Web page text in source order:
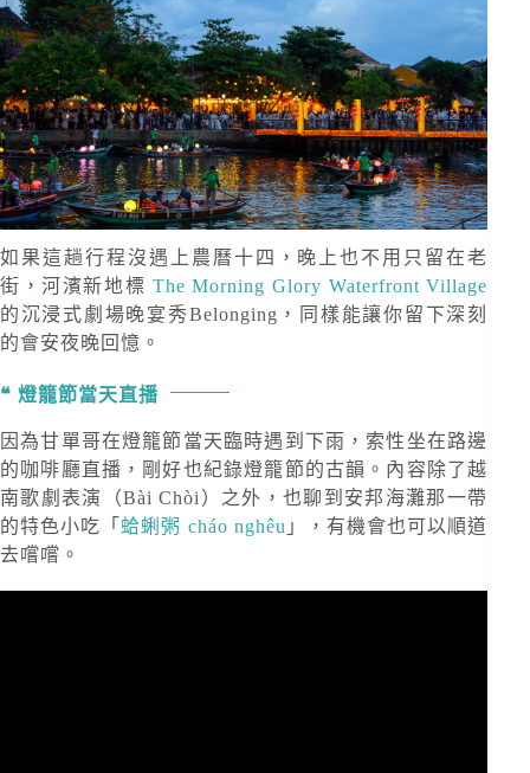
如果這趟行程沒遇上農曆十四，晚上也不用只留在老
街，河濱新地標 The Morning Glory Waterfront Village
的沉浸式劇場晚宴秀Belonging，同樣能讓你留下深刻
的會安夜晚回憶。
燈籠節當天直播
因為甘單哥在燈籠節當天臨時遇到下雨，索性坐在路邊
的咖啡廳直播，剛好也紀錄燈籠節的古韻。內容除了越
南歌劇表演（Bài Chòi）之外，也聊到安邦海灘那一帶
的特色小吃「 蛤蜊粥 cháo nghêu 」，有機會也可以順道
去嚐嚐。